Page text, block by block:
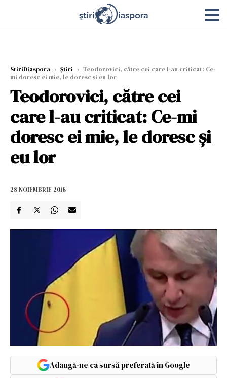
StiriDiaspora › Știri › Teodorovici, către cei care l-au criticat: Ce-
mi doresc ei mie, le doresc și eu lor
Teodorovici, către cei
care l-au criticat: Ce-mi
doresc ei mie, le doresc și
eu lor
28 NOIEMBRIE 2018
Adaugă-ne ca sursă preferată în Google